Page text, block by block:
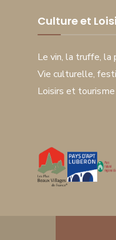
Culture et
Le vin, la truffe, la
Vie culturelle,
Loisirs et tourisme